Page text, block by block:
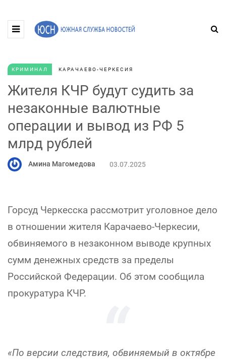
КРИМИНАЛ КАРАЧАЕВО-ЧЕРКЕСИЯ
Жителя КЧР будут судить за
незаконные валютные
операции и вывод из РФ 5
млрд рублей
Амина Магомедова 03.07.2025
Горсуд Черкесска рассмотрит уголовное дело
в отношении жителя Карачаево-Черкесии,
обвиняемого в незаконном выводе крупных
сумм денежных средств за пределы
Российской Федерации. Об этом сообщила
прокуратура КЧР.
«По версии следствия, обвиняемый в октябре